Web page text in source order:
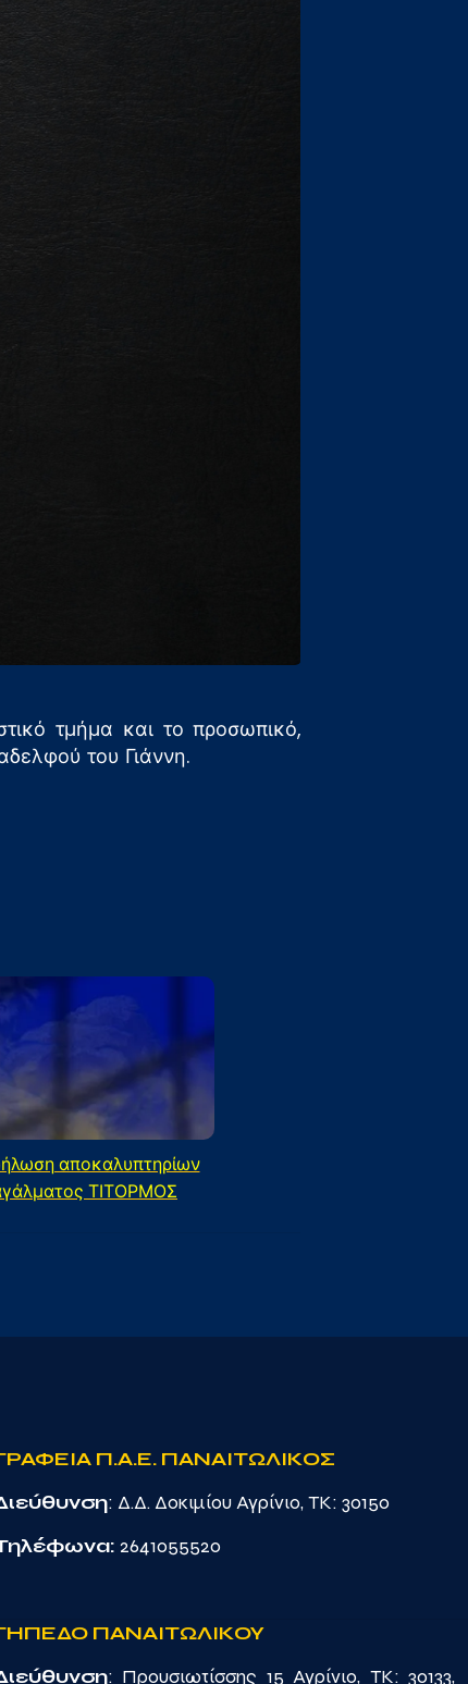
τμήμα και το προσωπικό,
του Γιάννη.
αποκαλυπτηρίων
ΤΙΤΟΡΜΟΣ
Π.Α.Ε. ΠΑΝΑΙΤΩΛΙΚΟΣ
: Δ.Δ. Δοκιμίου Αγρίνιο, TK: 30150
2641055520
ΠΑΝΑΙΤΩΛΙΚΟΥ
: Προυσιωτίσσης 15 Αγρίνιο, TK: 30133,